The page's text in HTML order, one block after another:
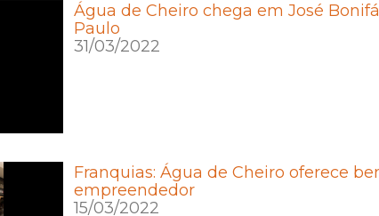
Água de Cheiro chega em José
Paulo
31/03/2022
Franquias: Água de Cheiro oferece
empreendedor
15/03/2022